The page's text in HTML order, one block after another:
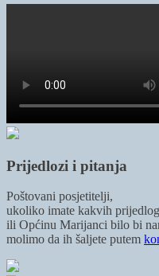
Prijedlozi i pitanja
Poštovani posjetitelji,
ukoliko imate kakvih
ili Općinu Marijanci bilo bi
molimo da ih šaljete putem